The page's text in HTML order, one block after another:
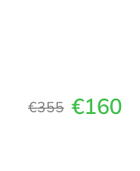
€355 €160